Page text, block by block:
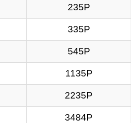
235P
335P
545P
1135P
2235P
3484P